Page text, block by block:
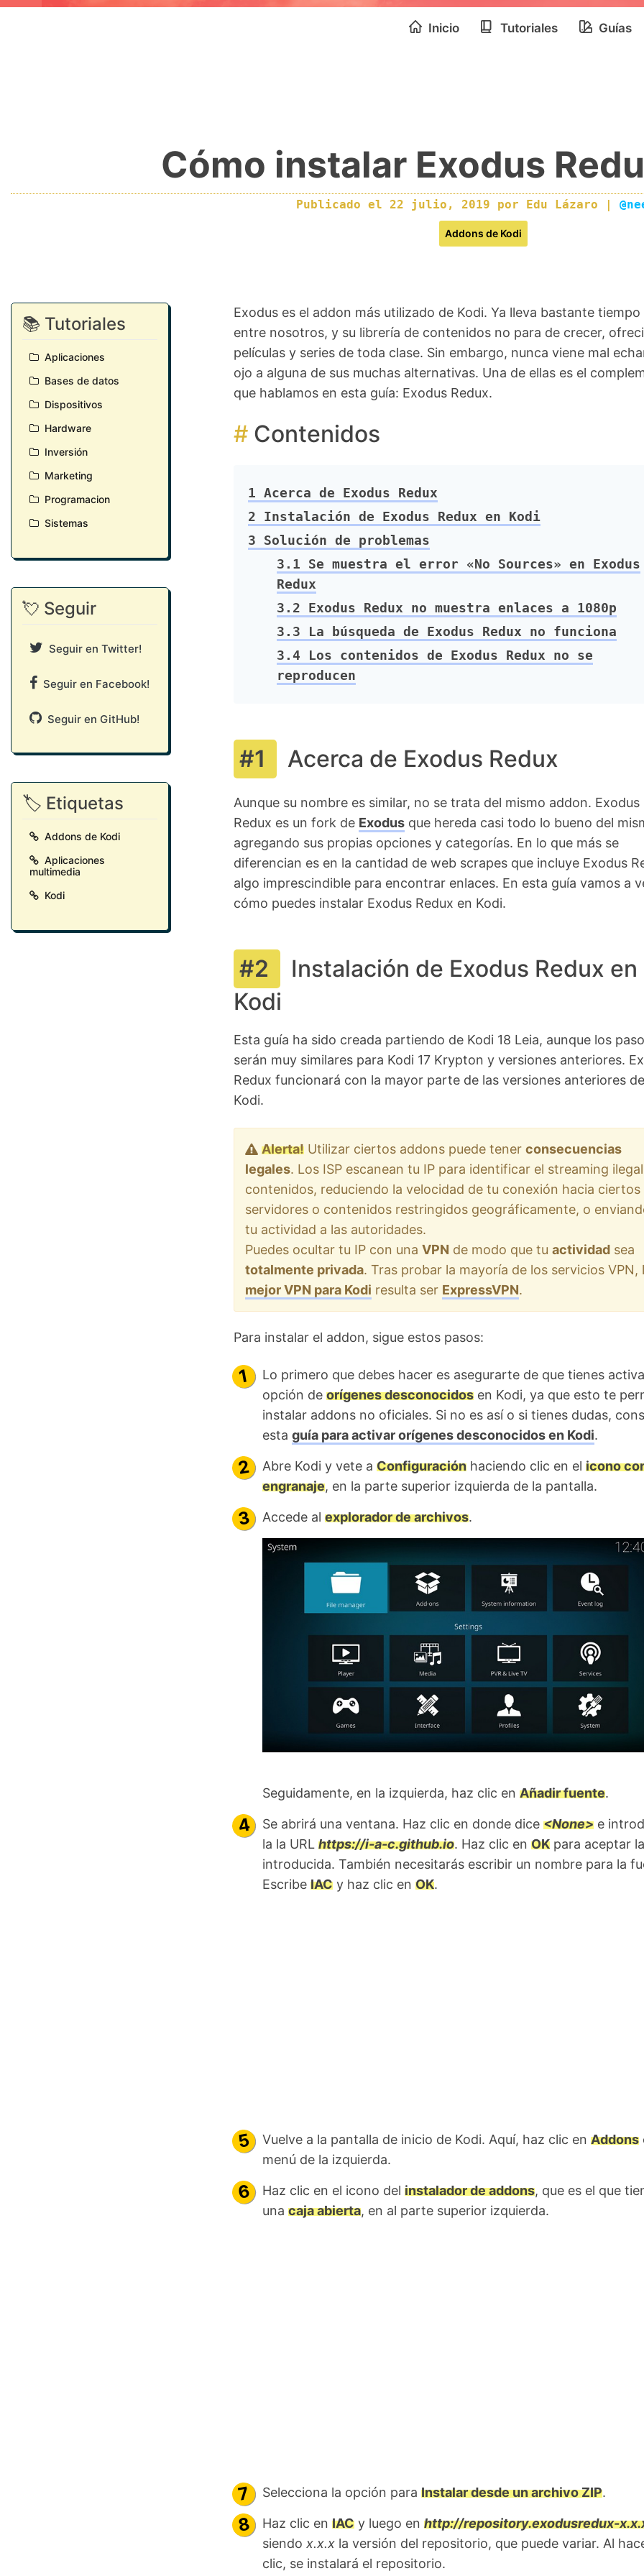
Inicio Tutoriales Guías
Cómo instalar Exodus
Publicado el 22 julio, 2019 por Edu Lázaro |
Addons de Kodi
📚 Tutoriales
Aplicaciones
Bases de datos
Dispositivos
Hardware
Inversión
Marketing
Programacion
Sistemas
💘 Seguir
Seguir en Twitter!
Seguir en Facebook!
Seguir en GitHub!
🏷️ Etiquetas
Addons de Kodi
Aplicaciones
multimedia
Kodi
Exodus es el addon más utilizado de Kodi. Ya lleva bastante tiempo
entre nosotros, y su librería de contenidos no para de crecer,
películas y series de toda clase. Sin embargo, nunca viene mal
ojo a alguna de sus muchas alternativas. Una de ellas es el
que hablamos en esta guía: Exodus Redux.
Contenidos
1 Acerca de Exodus Redux
2 Instalación de Exodus Redux en Kodi
3 Solución de problemas
3.1 Se muestra el error «No Sources» en Exodus
Redux
3.2 Exodus Redux no muestra enlaces a 1080p
3.3 La búsqueda de Exodus Redux no funciona
3.4 Los contenidos de Exodus Redux no se
reproducen
Acerca de Exodus Redux
Aunque su nombre es similar, no se trata del mismo addon. Exodus
Redux es un fork de Exodusque hereda casi todo lo bueno del
agregando sus propias opciones y categorías. En lo que más se
diferencian es en la cantidad de web scrapes que incluye Exodus
algo imprescindible para encontrar enlaces. En esta guía vamos a
cómo puedes instalar Exodus Redux en Kodi.
Instalación de Exodus Redux en
Kodi
Esta guía ha sido creada partiendo de Kodi 18 Leia, aunque los
serán muy similares para Kodi 17 Krypton y versiones anteriores.
Redux funcionará con la mayor parte de las versiones anteriores de
Kodi.
Alerta!Utilizar ciertos addons puede tener consecuencias
legales. Los ISP escanean tu IP para identificar el streaming
contenidos, reduciendo la velocidad de tu conexión hacia ciertos
servidores o contenidos restringidos geográficamente, o
tu actividad a las autoridades.
Puedes ocultar tu IP con una VPN de modo que tu actividadsea
totalmente privada. Tras probar la mayoría de los servicios VPN,
mejor VPN para Kodi resulta ser ExpressVPN.
Para instalar el addon, sigue estos pasos:
Lo primero que debes hacer es asegurarte de que tienes
opción de orígenes desconocidosen Kodi, ya que esto te
instalar addons no oficiales. Si no es así o si tienes dudas,
esta guía para activar orígenes desconocidos en Kodi.
Abre Kodi y vete a Configuraciónhaciendo clic en el icono
engranaje, en la parte superior izquierda de la pantalla.
Accede al explorador de archivos.
Seguidamente, en la izquierda, haz clic en Añadir fuente.
Se abrirá una ventana. Haz clic en donde dice <None>e
la la URL https://i-a-c.github.io. Haz clic en OKpara aceptar
introducida. También necesitarás escribir un nombre para la
Escribe IACy haz clic en OK.
Vuelve a la pantalla de inicio de Kodi. Aquí, haz clic en Addons
menú de la izquierda.
Haz clic en el icono del instalador de addons, que es el que
una caja abierta, en al parte superior izquierda.
Selecciona la opción para Instalar desde un archivo ZIP.
Haz clic en IACy luego en http://repository.exodusredux-
siendo x.x.xla versión del repositorio, que puede variar. Al
clic, se instalará el repositorio.